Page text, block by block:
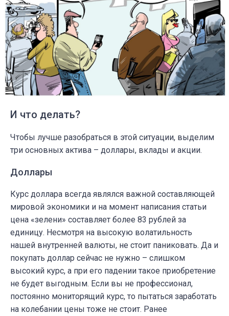
И что делать?
Чтобы лучше разобраться в этой ситуации, выделим
три основных актива – доллары, вклады и акции.
Доллары
Курс доллара всегда являлся важной составляющей
мировой экономики и на момент написания статьи
цена «зелени» составляет более 83 рублей за
единицу. Несмотря на высокую волатильность
нашей внутренней валюты, не стоит паниковать. Да и
покупать доллар сейчас не нужно – слишком
высокий курс, а при его падении такое приобретение
не будет выгодным. Если вы не профессионал,
постоянно мониторящий курс, то пытаться заработать
на колебании цены тоже не стоит. Ранее